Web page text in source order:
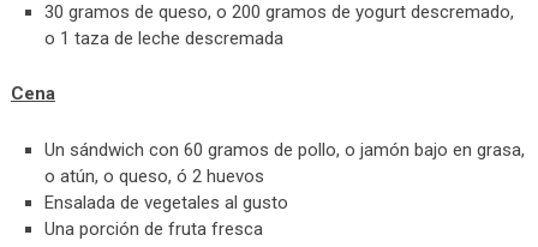
30 gramos de queso, o 200 gramos de yogurt descremado,
o 1 taza de leche descremada
Cena
Un sándwich con 60 gramos de pollo, o jamón bajo en grasa,
o atún, o queso, ó 2 huevos
Ensalada de vegetales al gusto
Una porción de fruta fresca